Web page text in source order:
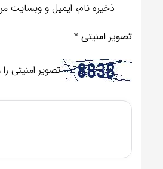
ذخیره نام، ایمیل و وبسایت
تصویر امنیتی *
تصویر امنیتی را